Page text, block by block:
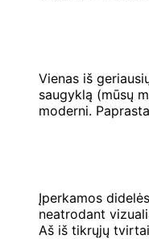
Vienas iš
saugyklą (mūsų
moderni.
Įperkamos
neatrodant
Aš iš tikrųjų